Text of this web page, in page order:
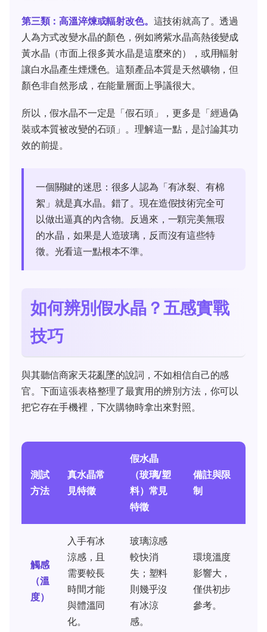
第三類：高溫淬煉或輻射改色。 這技術就高了。透過
人為方式改變水晶的顏色，例如將紫水晶高熱後變成
黃水晶（市面上很多黃水晶是這麼來的），或用輻射
讓白水晶產生煙燻色。這類產品本質是天然礦物，但
顏色非自然形成，在能量層面上爭議很大。
所以，假水晶不一定是「假石頭」，更多是「經過偽
裝或本質被改變的石頭」。理解這一點，是討論其功
效的前提。
一個關鍵的迷思：很多人認為「有冰裂、有棉
絮」就是真水晶。錯了。現在造假技術完全可
以做出逼真的內含物。反過來，一顆完美無瑕
的水晶，如果是人造玻璃，反而沒有這些特
徵。光看這一點根本不準。
如何辨別假水晶？五感實戰
技巧
與其聽信商家天花亂墜的說詞，不如相信自己的感
官。下面這張表格整理了最實用的辨別方法，你可以
把它存在手機裡，下次購物時拿出來對照。
測試
方法
真水晶常
見特徵
假水晶
（玻璃/塑
料）常見
特徵
備註與限
制
觸感
（溫
度）
入手有冰
涼感，且
需要較長
時間才能
與體溫同
化。
玻璃涼感
較快消
失；塑料
則幾乎沒
有冰涼
感。
環境溫度
影響大，
僅供初步
參考。